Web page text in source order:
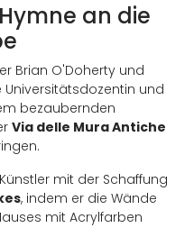
an die
Brian O'Doherty und
Universitätsdozentin und
bezaubernden
Via delle Mura Antiche
mit der Schaffung
, indem er die Wände
mit Acrylfarben